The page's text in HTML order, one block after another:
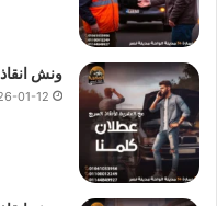
ونش
01-12